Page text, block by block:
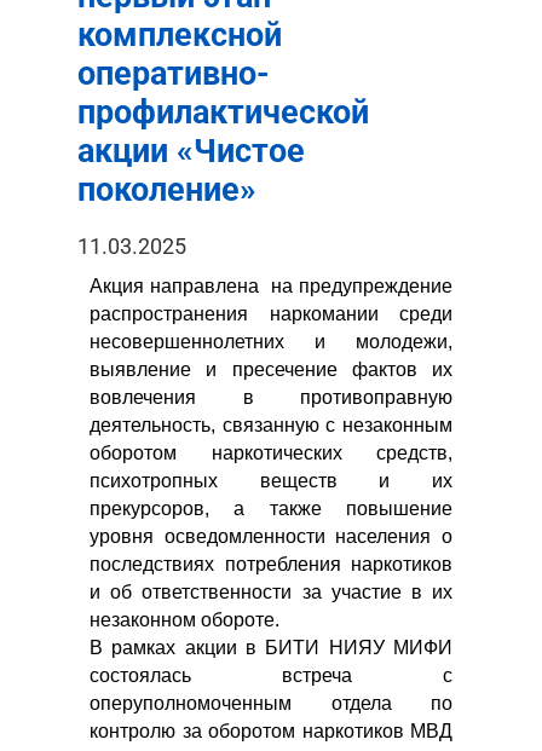
комплексной
оперативно-
профилактической
акции «Чистое
поколение»
11.03.2025
Акция направлена на предупреждение
распространения наркомании среди
несовершеннолетних и молодежи,
выявление и пресечение фактов их
вовлечения в противоправную
деятельность, связанную с незаконным
оборотом наркотических средств,
психотропных веществ и их
прекурсоров, а также повышение
уровня осведомленности населения о
последствиях потребления наркотиков
и об ответственности за участие в их
незаконном обороте.
В рамках акции в БИТИ НИЯУ МИФИ
состоялась встреча с
оперуполномоченным отдела по
контролю за оборотом наркотиков МВД